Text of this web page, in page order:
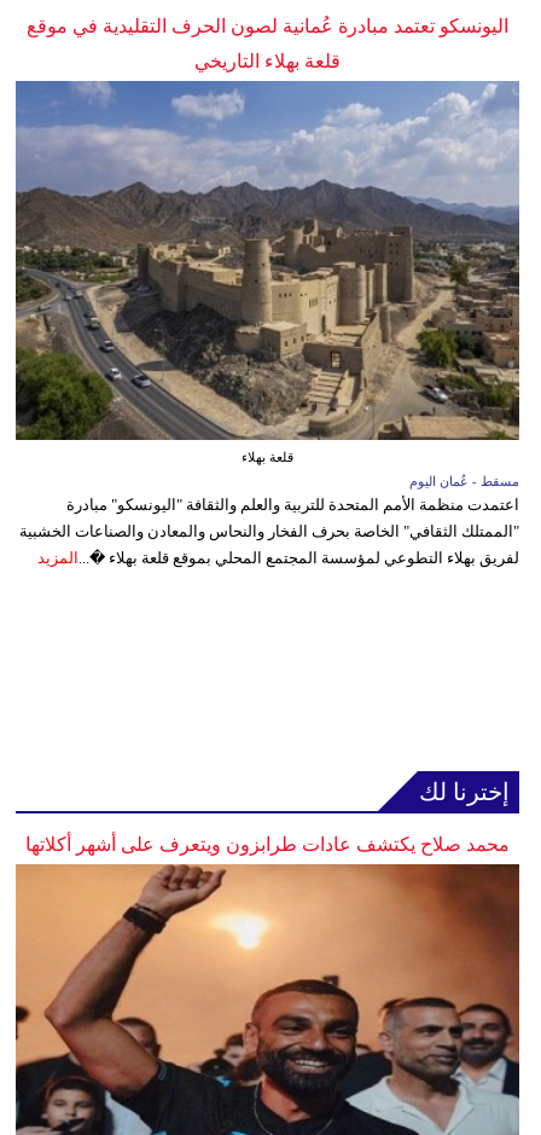
اليونسكو تعتمد مبادرة عُمانية لصون الحرف التقليدية في موقع
قلعة بهلاء التاريخي
قلعة بهلاء
مسقط - عُمان اليوم
اعتمدت منظمة الأمم المتحدة للتربية والعلم والثقافة "اليونسكو" مبادرة
"الممتلك الثقافي" الخاصة بحرف الفخار والنحاس والمعادن والصناعات الخشبية
لفريق بهلاء التطوعي لمؤسسة المجتمع المحلي بموقع قلعة بهلاء �... المزيد
إخترنا لك
محمد صلاح يكتشف عادات طرابزون ويتعرف على أشهر أكلاتها